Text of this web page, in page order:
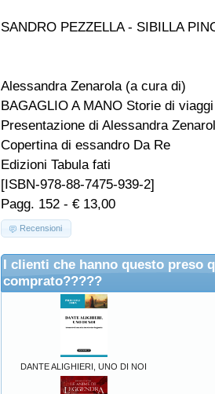
SANDRO PEZZELLA - SIBILLA
Alessandra Zenarola (a cura di)
BAGAGLIO A MANO Storie di viaggi
Presentazione di Alessandra
Copertina di essandro Da Re
Edizioni Tabula fati
[ISBN-978-88-7475-939-2]
Pagg. 152 - € 13,00
Recensioni
I clienti che hanno questo preso
comprato?????
DANTE ALIGHIERI, UNO DI NOI